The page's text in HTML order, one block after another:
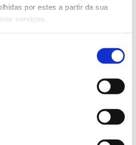
por estes a partir da sua
serviços.
ousada, “fora da caixa”, que
do nosso papel de passivo
cada um de nós, a
história da vida na Terra.
basta conhecer a natureza —
la e com ela dialogar.